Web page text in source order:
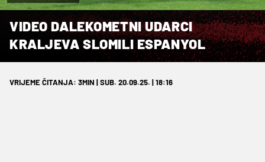
VIDEO DALEKOMETNI UDARCI
KRALJEVA SLOMILI ESPANYOL
VRIJEME ČITANJA: 3MIN | SUB. 20.09.25. | 18:16